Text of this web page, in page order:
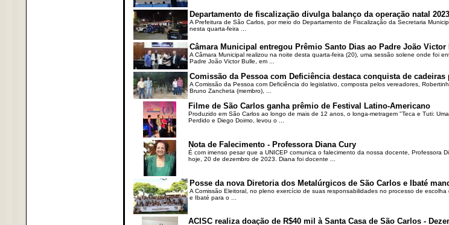
Departamento de fiscalização divulga balanço da operação natal 2023
A Prefeitura de São Carlos, por meio do Departamento de Fiscalização da Secretaria
nesta quarta-feira ...
Câmara Municipal entregou Prêmio Santo Dias ao Padre João Victor
A Câmara Municipal realizou na noite desta quarta-feira (20), uma sessão solene onde foi
Padre João Victor Bulle, em ...
Comissão da Pessoa com Deficiência destaca conquista de
A Comissão da Pessoa com Deficiência do legislativo, composta pelos vereadores,
Bruno Zancheta (membro), ...
Filme de São Carlos ganha prêmio de Festival Latino-Americano
Produzido em São Carlos ao longo de mais de 12 anos, o longa-metragem "Teca e Tuti:
Perdido e Diego Doimo, levou o ...
Nota de Falecimento - Professora Diana Cury
É com imenso pesar que a UNICEP comunica o falecimento da nossa docente, Professora
hoje, 20 de dezembro de 2023. Diana foi docente ...
Posse da nova Diretoria dos Metalúrgicos de São Carlos e Ibaté
A Comissão Eleitoral, no pleno exercício de suas responsabilidades no processo de
e Ibaté para o ...
ACISC realiza doação de R$40 mil à Santa Casa de São Carlos -